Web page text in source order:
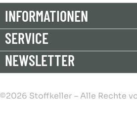
INFORMATIONEN
SERVICE
NEWSLETTER
©2026 Stoffkeller – Alle Rechte